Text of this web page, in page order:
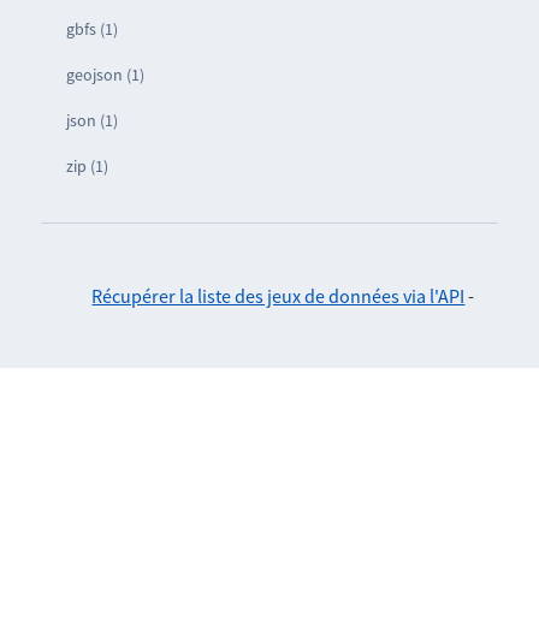
gbfs (1)
geojson (1)
json (1)
zip (1)
Récupérer la liste des jeux de données via l'API -